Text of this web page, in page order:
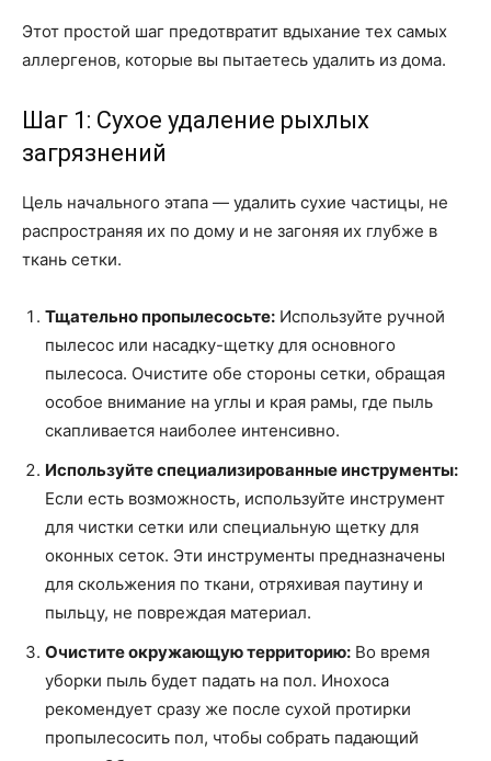
Этот простой шаг предотвратит вдыхание тех самых
аллергенов, которые вы пытаетесь удалить из дома.
Шаг 1: Сухое удаление рыхлых
загрязнений
Цель начального этапа — удалить сухие частицы, не
распространяя их по дому и не загоняя их глубже в
ткань сетки.
Тщательно пропылесосьте: Используйте ручной
пылесос или насадку-щетку для основного
пылесоса. Очистите обе стороны сетки, обращая
особое внимание на углы и края рамы, где пыль
скапливается наиболее интенсивно.
Используйте специализированные инструменты:
Если есть возможность, используйте инструмент
для чистки сетки или специальную щетку для
оконных сеток. Эти инструменты предназначены
для скольжения по ткани, отряхивая паутину и
пыльцу, не повреждая материал.
Очистите окружающую территорию: Во время
уборки пыль будет падать на пол. Инохоса
рекомендует сразу же после сухой протирки
пропылесосить пол, чтобы собрать падающий